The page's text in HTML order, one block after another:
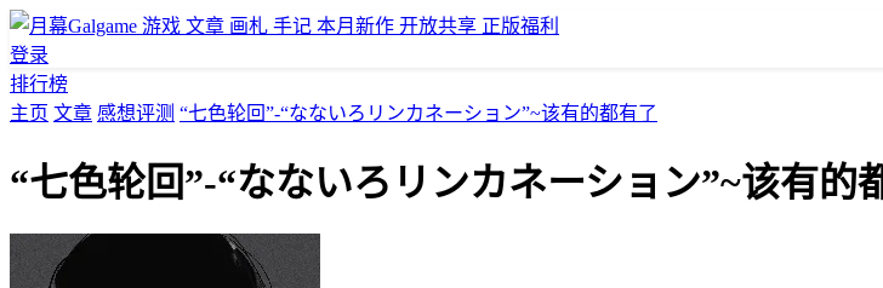
游戏 文章 画札 手记 本月新作 开放共享 正版福利
登录
排行榜
主页 文章 感想评测 “七色轮回”-“なないろリンカネーション”~该有的都有了
“七色轮回”-“なないろリンカネーション”~该有的